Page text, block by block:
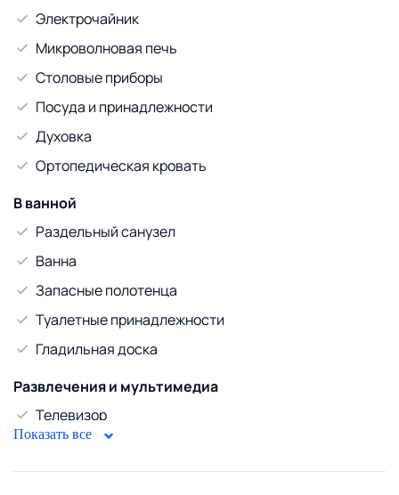
Электрочайник
Микроволновая печь
Столовые приборы
Посуда и принадлежности
Духовка
Ортопедическая кровать
В ванной
Раздельный санузел
Ванна
Запасные полотенца
Туалетные принадлежности
Гладильная доска
Развлечения и мультимедиа
Телевизор
Кабельное ТВ
WiFi
Показать все